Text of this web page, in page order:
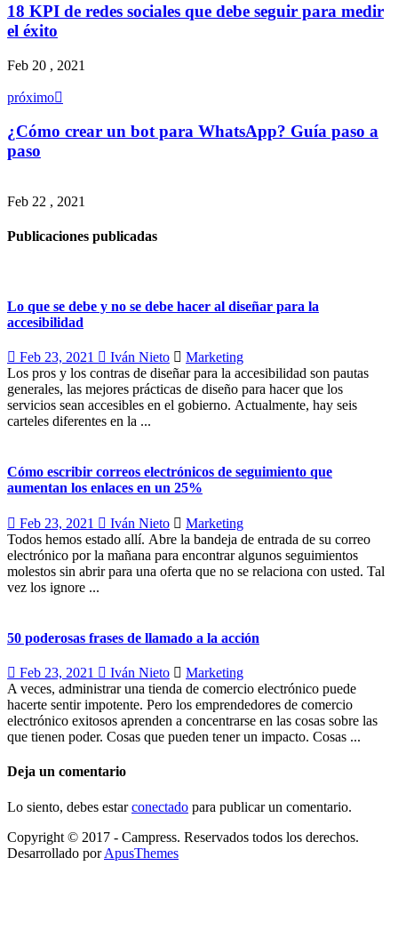
18 KPI de redes sociales que debe seguir para medir
el éxito
Feb 20 , 2021
próximo
¿Cómo crear un bot para WhatsApp? Guía paso a
paso
Feb 22 , 2021
Publicaciones publicadas
Lo que se debe y no se debe hacer al diseñar para la
accesibilidad
Feb 23, 2021 Iván Nieto
Marketing
Los pros y los contras de diseñar para la accesibilidad son pautas
generales, las mejores prácticas de diseño para hacer que los
servicios sean accesibles en el gobierno. Actualmente, hay seis
carteles diferentes en la ...
Cómo escribir correos electrónicos de seguimiento que
aumentan los enlaces en un 25%
Feb 23, 2021 Iván Nieto
Marketing
Todos hemos estado allí. Abre la bandeja de entrada de su correo
electrónico por la mañana para encontrar algunos seguimientos
molestos sin abrir para una oferta que no se relaciona con usted. Tal
vez los ignore ...
50 poderosas frases de llamado a la acción
Feb 23, 2021 Iván Nieto
Marketing
A veces, administrar una tienda de comercio electrónico puede
hacerte sentir impotente. Pero los emprendedores de comercio
electrónico exitosos aprenden a concentrarse en las cosas sobre las
que tienen poder. Cosas que pueden tener un impacto. Cosas ...
Deja un comentario
Lo siento, debes estarconectado para publicar un comentario.
Copyright © 2017 - Campress. Reservados todos los derechos.
Desarrollado porApusThemes